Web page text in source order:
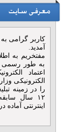
آموزشگاه
صدرا ارومیه
سیامک
تدریس
رشته انسانی
قرائی
تلفن: ۰۹۳۰۹۴۳۷۵۳۱
کاربر گرامی
آمدید.
مفتخریم به
اعتماد
الکترونیکی
را در زمینه
۱۲ سال
اینترنتی